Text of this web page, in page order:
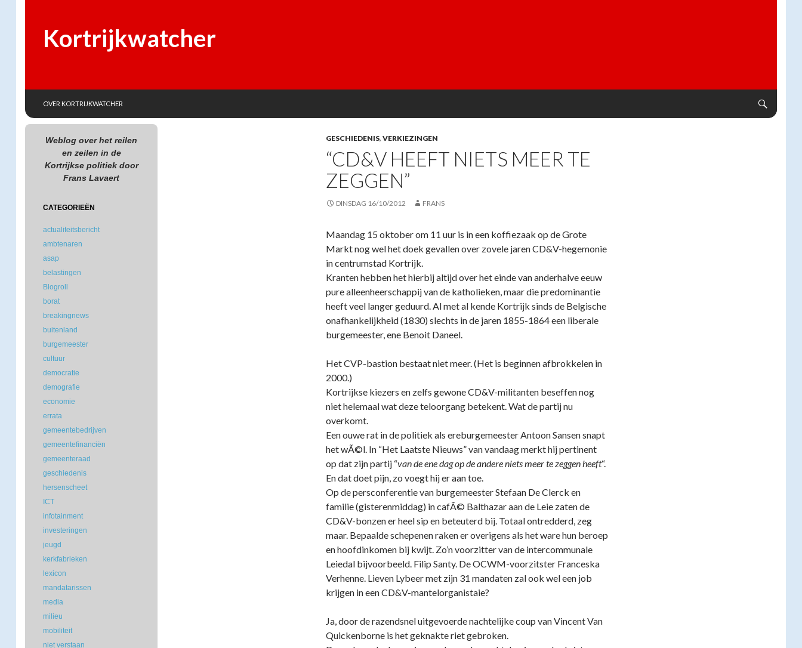
Kortrijkwatcher
OVER KORTRIJKWATCHER
GESCHIEDENIS, VERKIEZINGEN
“CD&V HEEFT NIETS MEER TE
ZEGGEN”
DINSDAG 16/10/2012 FRANS
Maandag 15 oktober om 11 uur is in een koffiezaak op de Grote
Markt nog wel het doek gevallen over zovele jaren CD&V-hegemonie
in centrumstad Kortrijk.
Kranten hebben het hierbij altijd over het einde van anderhalve eeuw
pure alleenheerschappij van de katholieken, maar die predominantie
heeft veel langer geduurd. Al met al kende Kortrijk sinds de Belgische
onafhankelijkheid (1830) slechts in de jaren 1855-1864 een liberale
burgemeester, ene Benoit Daneel.
Het CVP-bastion bestaat niet meer. (Het is beginnen afbrokkelen in
2000.)
Kortrijkse kiezers en zelfs gewone CD&V-militanten beseffen nog
niet helemaal wat deze teloorgang betekent. Wat de partij nu
overkomt.
Een ouwe rat in de politiek als ereburgemeester Antoon Sansen snapt
het wÃ©l. In “Het Laatste Nieuws” van vandaag merkt hij pertinent
op dat zijn partij “van de ene dag op de andere niets meer te zeggen heeft“.
En dat doet pijn, zo voegt hij er aan toe.
Op de persconferentie van burgemeester Stefaan De Clerck en
familie (gisterenmiddag) in cafÃ© Balthazar aan de Leie zaten de
CD&V-bonzen er heel sip en beteuterd bij. Totaal ontredderd, zeg
maar. Bepaalde schepenen raken er overigens als het ware hun beroep
en hoofdinkomen bij kwijt. Zo’n voorzitter van de intercommunale
Leiedal bijvoorbeeld. Filip Santy. De OCWM-voorzitster Franceska
Verhenne. Lieven Lybeer met zijn 31 mandaten zal ook wel een job
krijgen in een CD&V-mantelorganistaie?
Ja, door de razendsnel uitgevoerde nachtelijke coup van Vincent Van
Quickenborne is het geknakte riet gebroken.
Weblog over het reilen
en zeilen in de
Kortrijkse politiek door
Frans Lavaert
CATEGORIEËN
actualiteitsbericht
ambtenaren
asap
belastingen
Blogroll
borat
breakingnews
buitenland
burgemeester
cultuur
democratie
demografie
economie
errata
gemeentebedrijven
gemeentefinanciën
gemeenteraad
geschiedenis
hersenscheet
ICT
infotainment
investeringen
jeugd
kerkfabrieken
lexicon
mandatarissen
media
milieu
mobiliteit
niet verstaan